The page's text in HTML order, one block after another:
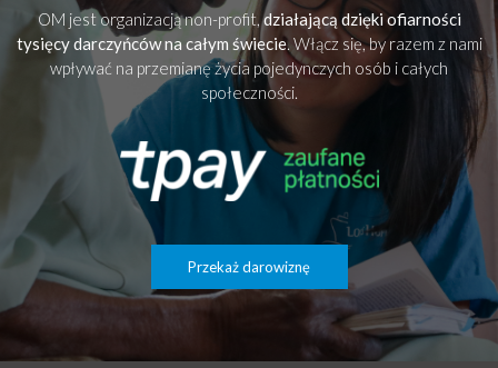
OM jest organizacją non-profit,działającą dzięki ofiarności
tysięcy darczyńców na całym świecie. Włącz się, by razem z nami
wpływać na przemianę życia pojedynczych osób i całych
społeczności.
Przekaż darowiznę